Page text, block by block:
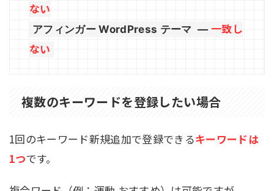
ない
アフィンガー WordPress テーマ — 一致し
ない
複数のキーワードを登録したい場合
1回のキーワード新規追加で登録できるキーワードは
1つです。